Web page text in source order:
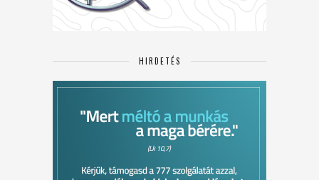
HIRDETÉS